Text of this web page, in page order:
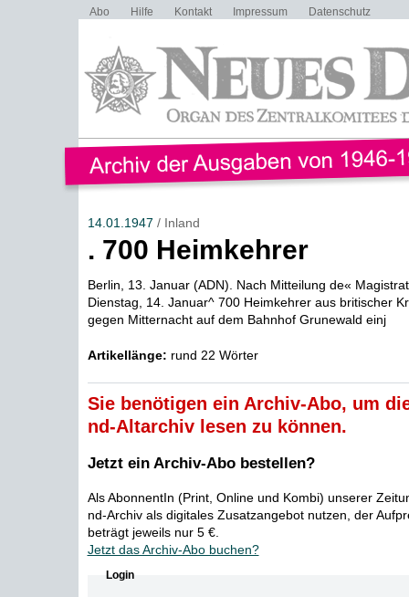
Abo Hilfe Kontakt Impressum Datenschutz
14.01.1947 / Inland
. 700 Heimkehrer
Berlin, 13. Januar (ADN). Nach Mitteilung de«
Dienstag, 14. Januar^ 700 Heimkehrer aus britischer
gegen Mitternacht auf dem Bahnhof Grunewald einj
Artikellänge: rund 22 Wörter
Sie benötigen ein Archiv-Abo, um
nd-Altarchiv lesen zu können.
Jetzt ein Archiv-Abo bestellen?
Als AbonnentIn (Print, Online und Kombi) unserer
nd-Archiv als digitales Zusatzangebot nutzen, der
beträgt jeweils nur 5 €.
Jetzt das Archiv-Abo buchen?
Login